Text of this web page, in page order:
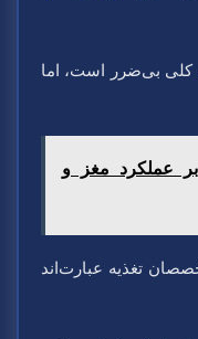
کلی بی‌ضرر است، اما
عملکرد مغز و
تغذیه عبارت‌اند